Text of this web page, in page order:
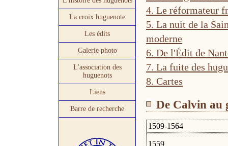
La croix huguenote
Les édits
Galerie photo
L'association des
huguenots
Liens
Barre de recherche
4. Le réformateur
5. La nuit de la
moderne
6. De l'Édit de
7. La fuite des
8. Cartes
De Calvin au
1509-1564
1559